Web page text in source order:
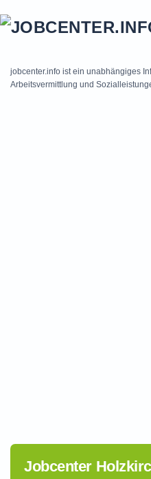
jobcenter.info ist ein unabhängiges
Arbeitsvermittlung und
Jobcenter